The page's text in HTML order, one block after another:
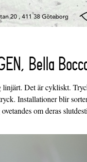
Bella
linjärt. Det är cykliskt.
Installationer blir
om deras